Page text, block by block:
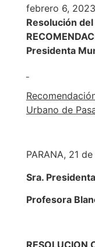
febrero 6, 2023
Resolución
Presidenta
Urbano de
PARANA, 21
Sra.
Profesora
RESOLUCION